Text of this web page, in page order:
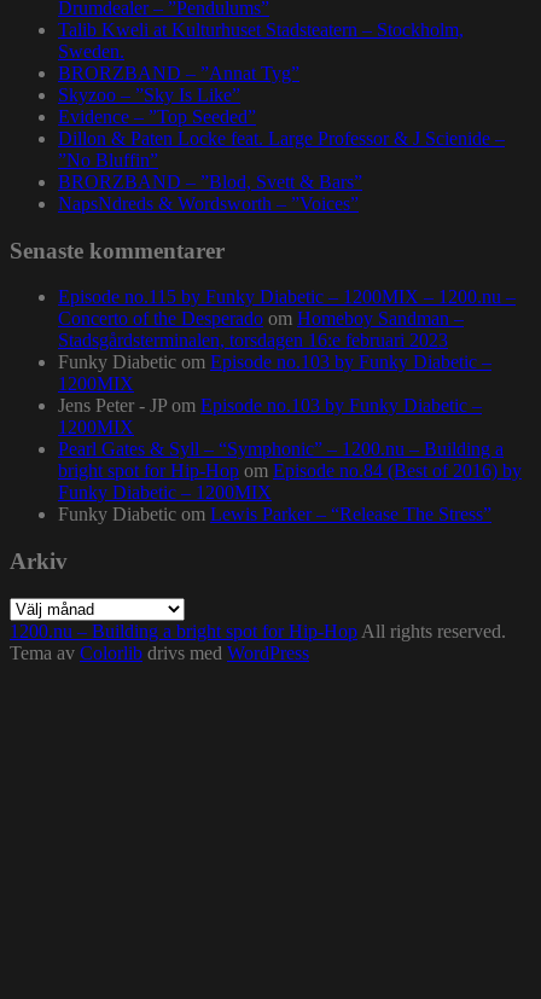
Drumdealer – ”Pendulums”
Talib Kweli at Kulturhuset Stadsteatern – Stockholm,
Sweden.
BRORZBAND – ”Annat Tyg”
Skyzoo – ”Sky Is Like”
Evidence – ”Top Seeded”
Dillon & Paten Locke feat. Large Professor & J Scienide –
”No Bluffin”
BRORZBAND – ”Blod, Svett & Bars”
NapsNdreds & Wordsworth – ”Voices”
Senaste kommentarer
Episode no.115 by Funky Diabetic – 1200MIX – 1200.nu –
Concerto of the Desperado om Homeboy Sandman –
Stadsgårdsterminalen, torsdagen 16:e februari 2023
Funky Diabetic om Episode no.103 by Funky Diabetic –
1200MIX
Jens Peter - JP om Episode no.103 by Funky Diabetic –
1200MIX
Pearl Gates & Syll – “Symphonic” – 1200.nu – Building a
bright spot for Hip-Hop om Episode no.84 (Best of 2016) by
Funky Diabetic – 1200MIX
Funky Diabetic om Lewis Parker – “Release The Stress”
Arkiv
Arkiv
1200.nu – Building a bright spot for Hip-Hop All rights reserved.
Tema av Colorlib drivs med WordPress